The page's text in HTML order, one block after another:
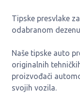
Tipske presvlake
odabranom
Naše tipske auto
originalnih
proizvođači
svojih vozila.